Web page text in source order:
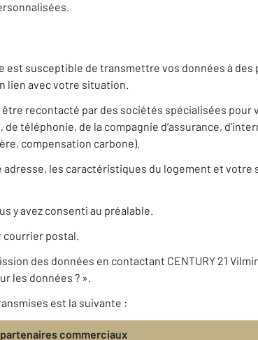
est susceptible de transmettre vos données à
lien avec votre situation.
recontacté par des sociétés spécialisées pour
téléphonie, de la compagnie d’assurance,
compensation carbone).
les caractéristiques du logement et votre
y avez consenti au préalable.
postal.
des données en contactant CENTURY 21
les données ? ».
est la suivante :
commerciaux